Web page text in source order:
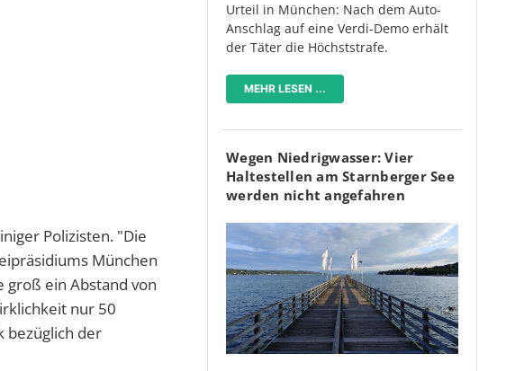
Polizisten. "Die
München
groß ein Abstand von
nur 50
bezüglich der
Urteil in München: Nach dem Auto-
Anschlag auf eine Verdi-Demo erhält
der Täter die Höchststrafe.
MEHR LESEN ...
Wegen Niedrigwasser: Vier
Haltestellen am Starnberger See
werden nicht angefahren